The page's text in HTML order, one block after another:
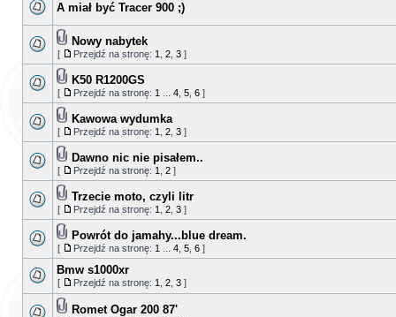
A miał być Tracer 900 ;)
Nowy nabytek
[ Przejdź na stronę: 1 2 3 ]
K50 R1200GS
[ Przejdź na stronę: 1 4 5 6 ]
Kawowa wydumka
[ Przejdź na stronę: 1 2 3 ]
Dawno nic nie pisałem..
[ Przejdź na stronę: 1 2 ]
Trzecie moto, czyli litr
[ Przejdź na stronę: 1 2 3 ]
Powrót do jamahy...blue dream.
[ Przejdź na stronę: 1 4 5 6 ]
Bmw s1000xr
[ Przejdź na stronę: 1 2 3 ]
Romet Ogar 200 87'